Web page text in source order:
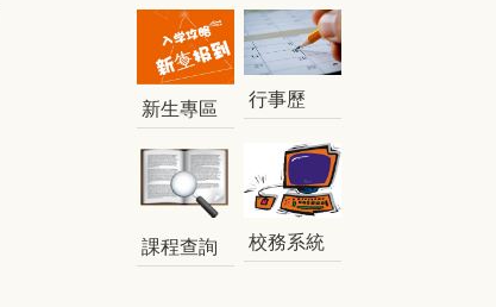
新生專區 行事歷
課程查詢 校務系統